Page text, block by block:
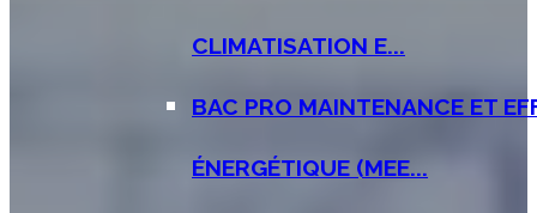
CLIMATISATION E...
BAC PRO MAINTENANCE ET
ÉNERGÉTIQUE (MEE...